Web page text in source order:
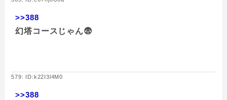
>>388
幻塔コースじゃん😨
579: ID:k22I3l4M0
>>388